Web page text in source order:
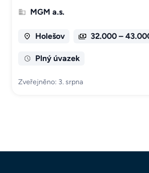
MGM a.s.
Holešov 32.000 –
Plný úvazek
Zveřejněno: 3. srpna